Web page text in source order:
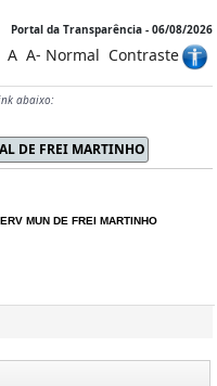
Portal da Transparência - 06/08/2026
A A- Normal Contraste
abaixo:
MUN DE FREI MARTINHO